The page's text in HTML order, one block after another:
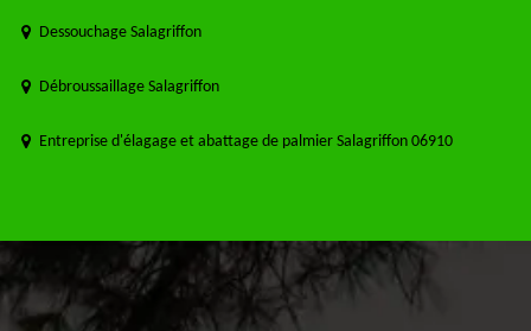
Dessouchage Salagriffon
Débroussaillage Salagriffon
Entreprise d'élagage et abattage de palmier Salagriffon 06910